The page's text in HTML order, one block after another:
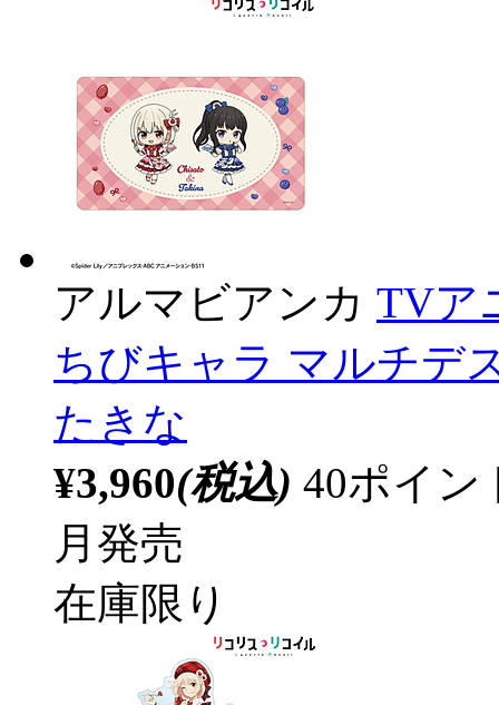
アルマビアンカ TVア
ちびキャラ マルチデ
たきな
¥3,960(税込) 40ポイ
月発売
在庫限り